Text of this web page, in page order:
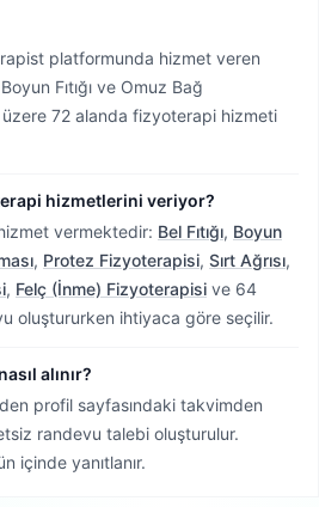
platformunda hizmet veren
Boyun Fıtığı ve Omuz Bağ
üzere 72 alanda fizyoterapi hizmeti
hizmetlerini veriyor?
vermektedir: Bel Fıtığı, Boyun
, Protez Fizyoterapisi, Sırt Ağrısı,
, Felç (İnme) Fizyoterapisi ve 64
oluştururken ihtiyaca göre seçilir.
alınır?
profil sayfasındaki takvimden
randevu talebi oluşturulur.
içinde yanıtlanır.